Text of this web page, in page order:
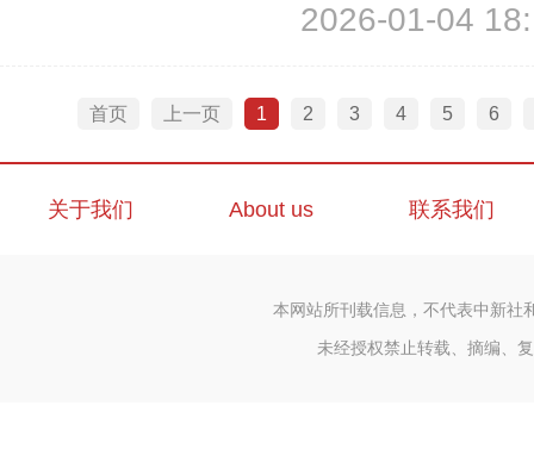
何？当世界第一储油国发生政
2026-01-04
首页 上一页 1 2 3 4 5 6
关于我们 About us 联系我们
本网站所刊载信息，不代表中新社
未经授权禁止转载、摘编、